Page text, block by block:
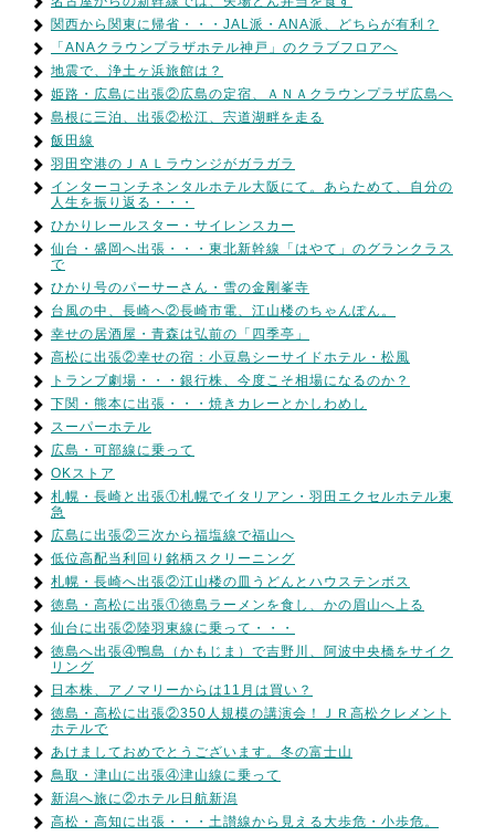
関西から関東に帰省・・・JAL派・ANA派、どちらが有利？
「ANAクラウンプラザホテル神戸」のクラブフロアへ
地震で、浄土ヶ浜旅館は？
姫路・広島に出張②広島の定宿、ＡＮＡクラウンプラザ広島へ
島根に三泊、出張②松江、宍道湖畔を走る
飯田線
羽田空港のＪＡＬラウンジがガラガラ
インターコンチネンタルホテル大阪にて。あらためて、自分の
人生を振り返る・・・
ひかりレールスター・サイレンスカー
仙台・盛岡へ出張・・・東北新幹線「はやて」のグランクラス
で
ひかり号のパーサーさん・雪の金剛峯寺
台風の中、長崎へ②長崎市電、江山楼のちゃんぽん。
幸せの居酒屋・青森は弘前の「四季亭」
高松に出張②幸せの宿：小豆島シーサイドホテル・松風
トランプ劇場・・・銀行株、今度こそ相場になるのか？
下関・熊本に出張・・・焼きカレーとかしわめし
スーパーホテル
広島・可部線に乗って
OKストア
札幌・長崎と出張①札幌でイタリアン・羽田エクセルホテル東
急
広島に出張②三次から福塩線で福山へ
低位高配当利回り銘柄スクリーニング
札幌・長崎へ出張②江山楼の皿うどんとハウステンボス
徳島・高松に出張①徳島ラーメンを食し、かの眉山へ上る
仙台に出張②陸羽東線に乗って・・・
徳島へ出張④鴨島（かもじま）で吉野川、阿波中央橋をサイク
リング
日本株、アノマリーからは11月は買い？
徳島・高松に出張②350人規模の講演会！ＪＲ高松クレメント
ホテルで
あけましておめでとうございます。冬の富士山
鳥取・津山に出張④津山線に乗って
新潟へ旅に②ホテル日航新潟
高松・高知に出張・・・土讃線から見える大歩危・小歩危。